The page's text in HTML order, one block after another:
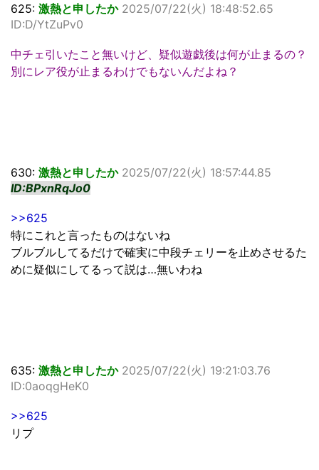
625: 激熱と申したか 2025/07/22(火) 18:48:52.65
ID:D/YtZuPv0
中チェ引いたこと無いけど、疑似遊戯後は何が止まるの？
別にレア役が止まるわけでもないんだよね？
630: 激熱と申したか 2025/07/22(火) 18:57:44.85
ID:BPxnRqJo0
>>625
特にこれと言ったものはないね
ブルブルしてるだけで確実に中段チェリーを止めさせるた
めに疑似にしてるって説は…無いわね
635: 激熱と申したか 2025/07/22(火) 19:21:03.76
ID:0aoqgHeK0
>>625
リプ